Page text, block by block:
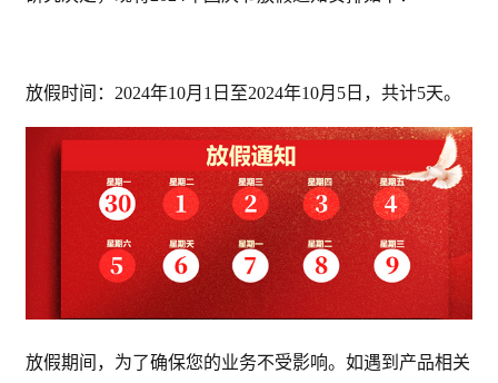
放假时间：2024年10月1日至2024年10月5日，共计5天。
放假期间，为了确保您的业务不受影响。如遇到产品相关